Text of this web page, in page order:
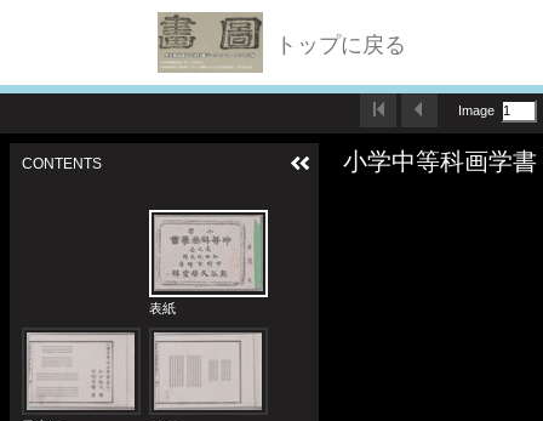
トップに戻る